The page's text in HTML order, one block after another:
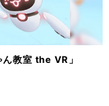
教室 the VR」